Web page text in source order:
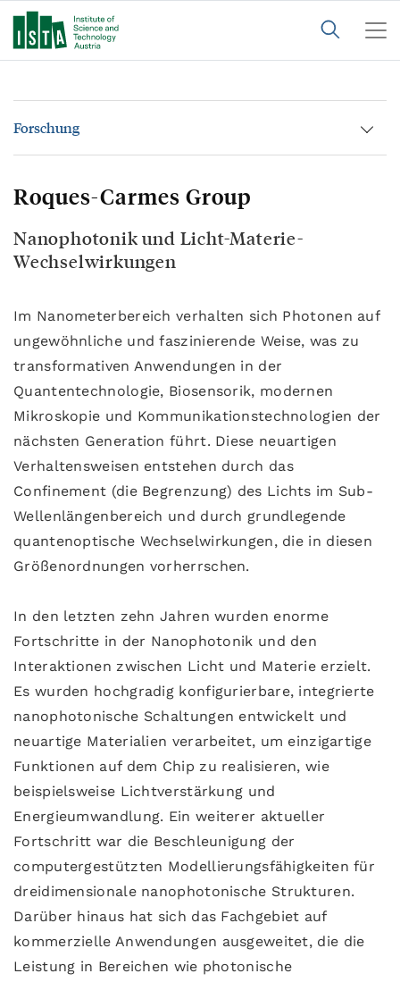
Forschung
Roques-Carmes Group
Nanophotonik und Licht-Materie-
Wechselwirkungen
Im Nanometerbereich verhalten sich Photonen auf
ungewöhnliche und faszinierende Weise, was zu
transformativen Anwendungen in der
Quantentechnologie, Biosensorik, modernen
Mikroskopie und Kommunikationstechnologien der
nächsten Generation führt. Diese neuartigen
Verhaltensweisen entstehen durch das
Confinement (die Begrenzung) des Lichts im Sub-
Wellenlängenbereich und durch grundlegende
quantenoptische Wechselwirkungen, die in diesen
Größenordnungen vorherrschen.
In den letzten zehn Jahren wurden enorme
Fortschritte in der Nanophotonik und den
Interaktionen zwischen Licht und Materie erzielt.
Es wurden hochgradig konfigurierbare, integrierte
nanophotonische Schaltungen entwickelt und
neuartige Materialien verarbeitet, um einzigartige
Funktionen auf dem Chip zu realisieren, wie
beispielsweise Lichtverstärkung und
Energieumwandlung. Ein weiterer aktueller
Fortschritt war die Beschleunigung der
computergestützten Modellierungsfähigkeiten für
dreidimensionale nanophotonische Strukturen.
Darüber hinaus hat sich das Fachgebiet auf
kommerzielle Anwendungen ausgeweitet, die die
Leistung in Bereichen wie photonische